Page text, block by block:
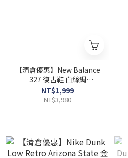
【清倉優惠】New Balance
327 復古鞋 白絲綢
WS327SFD
NT$1,999
NT$3,980